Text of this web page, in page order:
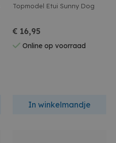
Topmodel Etui Sunny Dog
€ 16,95
Online op voorraad
In winkelmandje